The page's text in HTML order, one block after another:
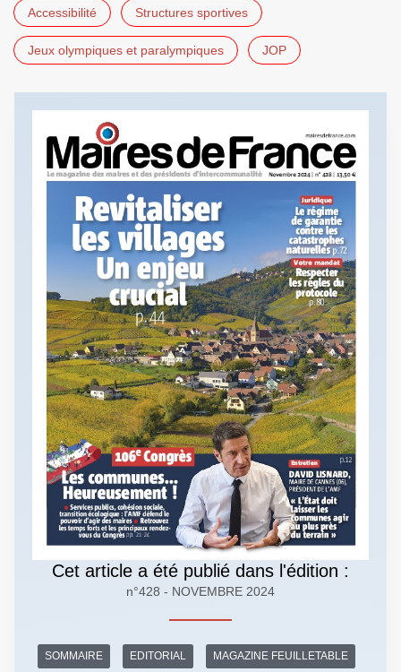
Accessibilité
Structures sportives
Jeux olympiques et paralympiques JOP
Cet article a été publié dans l'édition :
n°428 - NOVEMBRE 2024
SOMMAIRE EDITORIAL MAGAZINE FEUILLETABLE